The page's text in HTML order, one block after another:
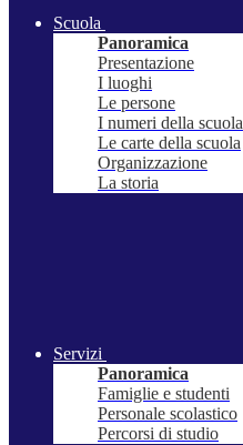
Scuola
Panoramica
Presentazione
I luoghi
Le persone
I numeri della scuola
Le carte della scuola
Organizzazione
La storia
Servizi
Panoramica
Famiglie e studenti
Personale scolastico
Percorsi di studio